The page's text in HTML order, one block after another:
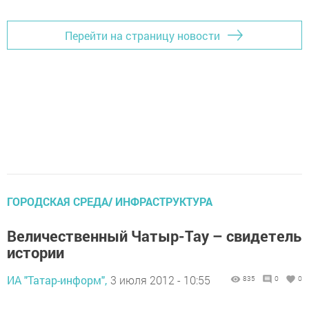
Перейти на страницу новости
ГОРОДСКАЯ СРЕДА/ ИНФРАСТРУКТУРА
Величественный Чатыр-Тау – свидетель
истории
ИА "Татар-информ", 3 июля 2012 - 10:55 835 0 0